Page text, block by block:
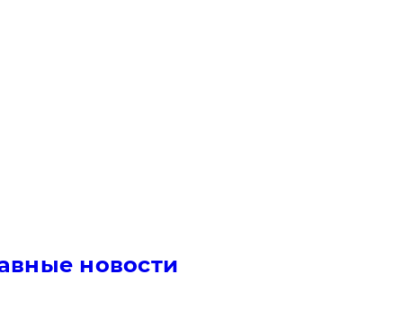
новости